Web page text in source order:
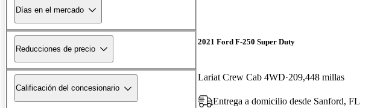
Días en el mercado
Reducciones de precio
Calificación del concesionario
2021 Ford F-250 Super Duty
Lariat Crew Cab 4WD 209,448 millas
Entrega a domicilio desde Sanford, FL